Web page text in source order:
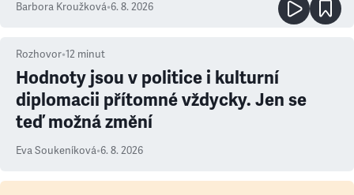
Barbora Kroužková•6. 8. 2026
Rozhovor•12 minut
Hodnoty jsou v politice i kulturní
diplomacii přítomné vždycky. Jen se
teď možná změní
Eva Soukeníková•6. 8. 2026